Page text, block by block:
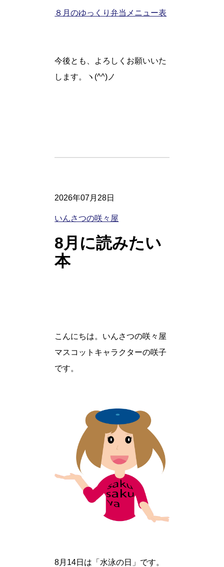
８月のゆっくり弁当メニュー表
今後とも、よろしくお願いいた
します。ヽ(^^)ノ
2026年07月28日
いんさつの咲々屋
8月に読みたい
本
こんにちは。いんさつの咲々屋
マスコットキャラクターの咲子
です。
8月14日は「水泳の日」です。